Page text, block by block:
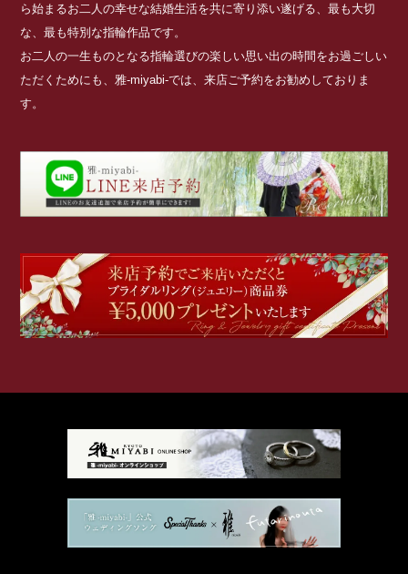
ら始まるお二人の幸せな結婚生活を共に寄り添い遂げる、最も大切
な、最も特別な指輪作品です。
お二人の一生ものとなる指輪選びの楽しい思い出の時間をお過ごしい
ただくためにも、雅-miyabi-では、来店ご予約をお勧めしておりま
す。